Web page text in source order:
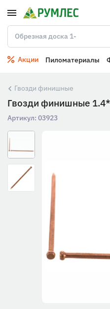
Акции Пиломатериалы
Гвозди финишные
Гвозди финишные
Артикул: 03923